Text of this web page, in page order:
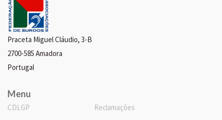
Praceta Miguel Cláudio, 3-B
2700-585 Amadora
Portugal
Menu
CDLGP
Reclamações